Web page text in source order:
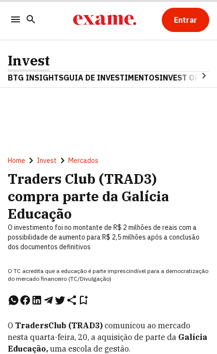
Entrar
Invest
BTG INSIGHTSGUIA DE INVESTIMENTOSINVEST OPINA
Home Invest Mercados
Traders Club (TRAD3)
compra parte da Galícia
Educação
O investimento foi no montante de R$ 2 milhões de reais com a
possibilidade de aumento para R$ 2,5 milhões após a conclusão
dos documentos definitivos
O TC acredita que a educação é parte imprescindível para a democratização
do mercado financeiro (TC/Divulgação)
O TradersClub (TRAD3) comunicou ao mercado
nesta quarta-feira, 20, a aquisição de parte da Galícia
Educação, uma escola de gestão.